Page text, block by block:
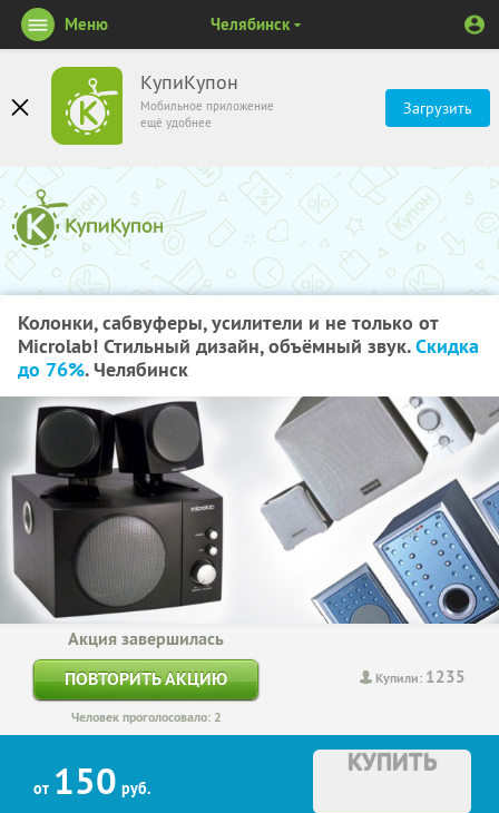
КупиКупон
Мобильное приложение
ещё удобнее
Загрузить
Меню Челябинск
Колонки, сабвуферы, усилители и не только от
Microlab! Стильный дизайн, объёмный звук.Скидка
до 76%. Челябинск
Купили: 1235
Акция завершилась
ПОВТОРИТЬ АКЦИЮ
Человек проголосовало: 2
от 150 руб.
КУПИТЬ